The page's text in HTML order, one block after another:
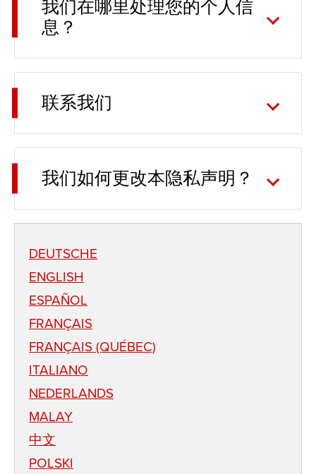
我们在哪里处理您的个人信
息？
联系我们
我们如何更改本隐私声明？
DEUTSCHE
ENGLISH
ESPAÑOL
FRANÇAIS
FRANÇAIS (QUÉBEC)
ITALIANO
NEDERLANDS
MALAY
中文
POLSKI